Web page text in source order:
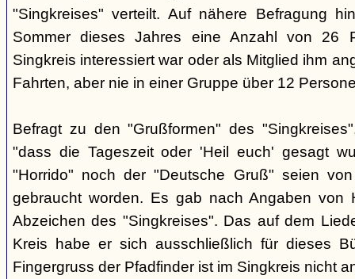
"Singkreises" verteilt. Auf nähere Befragung
Sommer dieses Jahres eine Anzahl von 26
Singkreis interessiert war oder als Mitglied ihm
Fahrten, aber nie in einer Gruppe über 12
Befragt zu den "Grußformen" des
"dass die Tageszeit oder 'Heil euch' gesagt
"Horrido" noch der "Deutsche Gruß" seien
gebraucht worden. Es gab nach Angaben von
Abzeichen des "Singkreises". Das auf dem
Kreis habe er sich ausschließlich für dieses
Fingergruss der Pfadfinder ist im Singkreis nicht